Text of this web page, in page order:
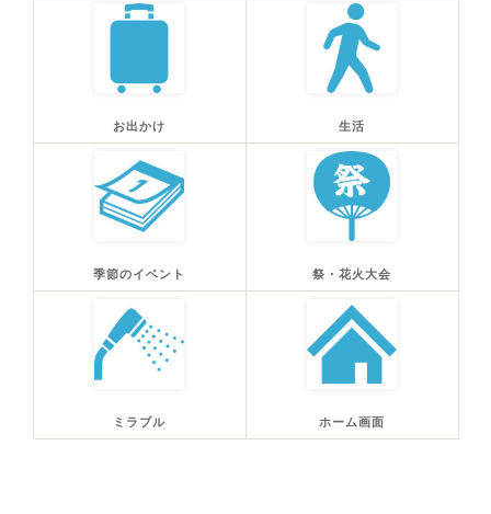
お出かけ 生活
季節のイベント 祭・花火大会
ミラブル ホーム画面